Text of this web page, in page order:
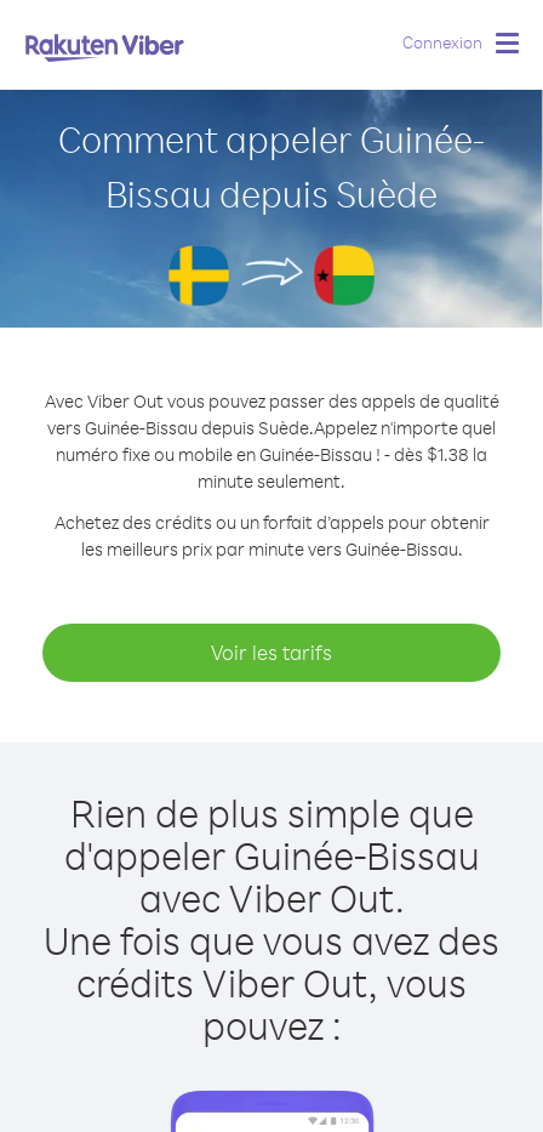
Connexion
Comment appeler Guinée-
Bissau depuis Suède
Avec Viber Out vous pouvez passer des appels de qualité
vers Guinée-Bissau depuis Suède.Appelez n'importe quel
numéro fixe ou mobile en Guinée-Bissau ! - dès $1.38 la
minute seulement.
Achetez des crédits ou un forfait d’appels pour obtenir
les meilleurs prix par minute vers Guinée-Bissau.
Voir les tarifs
Rien de plus simple que
d'appeler Guinée-Bissau
avec Viber Out.
Une fois que vous avez des
crédits Viber Out, vous
pouvez :